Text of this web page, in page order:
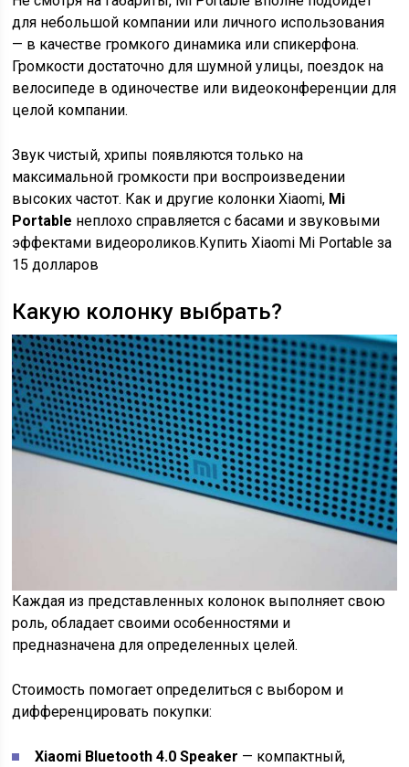
для небольшой компании или личного использования
— в качестве громкого динамика или спикерфона.
Громкости достаточно для шумной улицы, поездок на
велосипеде в одиночестве или видеоконференции для
целой компании.
Звук чистый, хрипы появляются только на
максимальной громкости при воспроизведении
высоких частот. Как и другие колонки Xiaomi, Mi
Portable неплохо справляется с басами и звуковыми
эффектами видеороликов.Купить Xiaomi Mi Portable за
15 долларов
Какую колонку выбрать?
Каждая из представленных колонок выполняет свою
роль, обладает своими особенностями и
предназначена для определенных целей.
Стоимость помогает определиться с выбором и
дифференцировать покупки:
Xiaomi Bluetooth 4.0 Speaker — компактный,